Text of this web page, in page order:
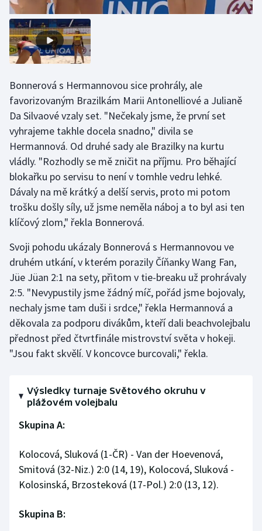
Bonnerová s Hermannovou sice prohrály, ale
favorizovaným Brazilkám Marii Antonelliové a Julianě
Da Silvaové vzaly set. "Nečekaly jsme, že první set
vyhrajeme takhle docela snadno," divila se
Hermannová. Od druhé sady ale Brazilky na kurtu
vládly. "Rozhodly se mě zničit na příjmu. Pro běhající
blokařku po servisu to není v tomhle vedru lehké.
Dávaly na mě krátký a delší servis, proto mi potom
trošku došly síly, už jsme neměla náboj a to byl asi ten
klíčový zlom," řekla Bonnerová.
Svoji pohodu ukázaly Bonnerová s Hermannovou ve
druhém utkání, v kterém porazily Číňanky Wang Fan,
Jüe Jüan 2:1 na sety, přitom v tie-breaku už prohrávaly
2:5. "Nevypustily jsme žádný míč, pořád jsme bojovaly,
nechaly jsme tam duši i srdce," řekla Hermannová a
děkovala za podporu divákům, kteří dali beachvolejbalu
přednost před čtvrtfinále mistrovství světa v hokeji.
"Jsou fakt skvělí. V koncovce burcovali," řekla.
Výsledky turnaje Světového okruhu v
plážovém volejbalu
Skupina A:
Kolocová, Sluková (1-ČR) - Van der Hoevenová,
Smitová (32-Niz.) 2:0 (14, 19), Kolocová, Sluková -
Kolosinská, Brzosteková (17-Pol.) 2:0 (13, 12).
Skupina B: